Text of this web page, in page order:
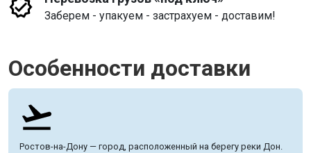
Заберем - упакуем - застрахуем - доставим!
Особенности доставки
Ростов-на-Дону — город, расположенный на берегу реки Дон.